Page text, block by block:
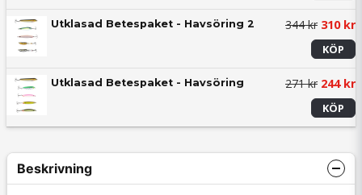
Utklasad Betespaket - Havsöring 2 344 kr 310 kr
KÖP
Utklasad Betespaket - Havsöring 271 kr 244 kr
KÖP
Beskrivning